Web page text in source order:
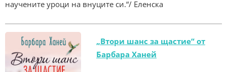
научените уроци на внуците си.“/ Еленска
„Втори шанс за щастие“ от
Барбара Ханей